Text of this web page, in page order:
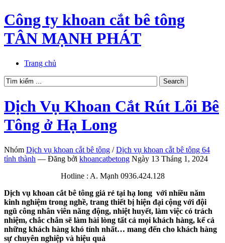
Công ty khoan cắt bê tông
TÂN MẠNH PHÁT
Trang chủ
Dịch Vụ Khoan Cắt Rút Lõi Bê
Tông ở Hạ Long
Nhóm Dịch vụ khoan cắt bê tông /Dịch vụ khoan cắt bê tông 64
tỉnh thành — Đăng bởi khoancatbetong Ngày 13 Tháng 1, 2024
Hotline : A. Mạnh 0936.424.128
Dịch vụ khoan cắt bê tông giá rẻ tại hạ long với nhiều năm
kinh nghiệm trong nghề, trang thiết bị hiện đại cộng với đội
ngũ công nhân viên năng động, nhiệt huyết, làm việc có trách
nhiệm, chắc chắn sẽ làm hài lòng tất cả mọi khách hàng, kể cả
những khách hàng khó tính nhất… mang đến cho khách hàng
sự chuyên nghiệp và hiệu quả